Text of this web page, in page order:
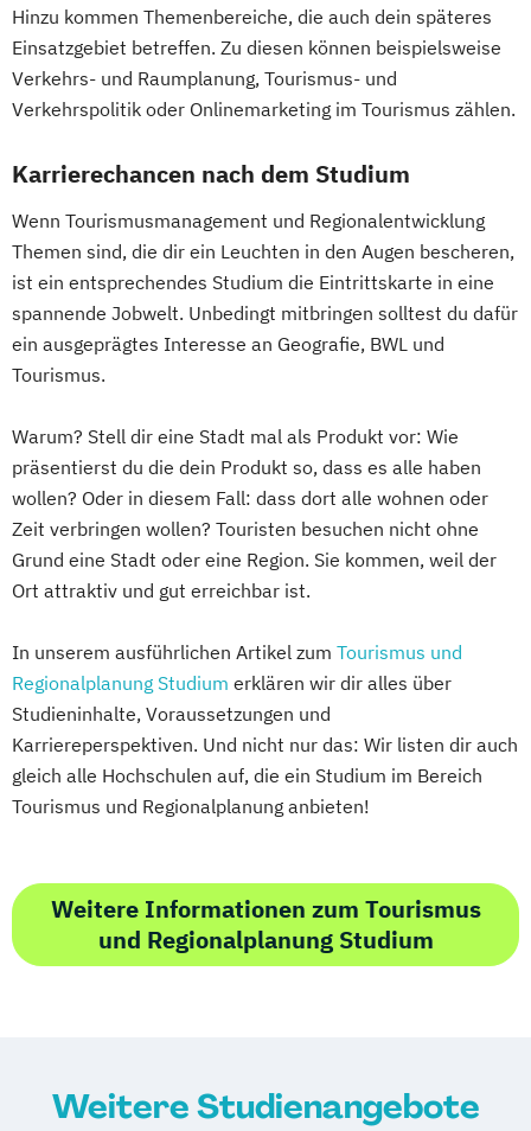
Hinzu kommen Themenbereiche, die auch dein späteres
Einsatzgebiet betreffen. Zu diesen können beispielsweise
Verkehrs- und Raumplanung, Tourismus- und
Verkehrspolitik oder Onlinemarketing im Tourismus zählen.
Karrierechancen nach dem Studium
Wenn Tourismusmanagement und Regionalentwicklung
Themen sind, die dir ein Leuchten in den Augen bescheren,
ist ein entsprechendes Studium die Eintrittskarte in eine
spannende Jobwelt. Unbedingt mitbringen solltest du dafür
ein ausgeprägtes Interesse an Geografie, BWL und
Tourismus.
Warum? Stell dir eine Stadt mal als Produkt vor: Wie
präsentierst du die dein Produkt so, dass es alle haben
wollen? Oder in diesem Fall: dass dort alle wohnen oder
Zeit verbringen wollen? Touristen besuchen nicht ohne
Grund eine Stadt oder eine Region. Sie kommen, weil der
Ort attraktiv und gut erreichbar ist.
In unserem ausführlichen Artikel zum Tourismus und
Regionalplanung Studium erklären wir dir alles über
Studieninhalte, Voraussetzungen und
Karriereperspektiven. Und nicht nur das: Wir listen dir auch
gleich alle Hochschulen auf, die ein Studium im Bereich
Tourismus und Regionalplanung anbieten!
Weitere Informationen zum Tourismus
und Regionalplanung Studium
Weitere Studienangebote